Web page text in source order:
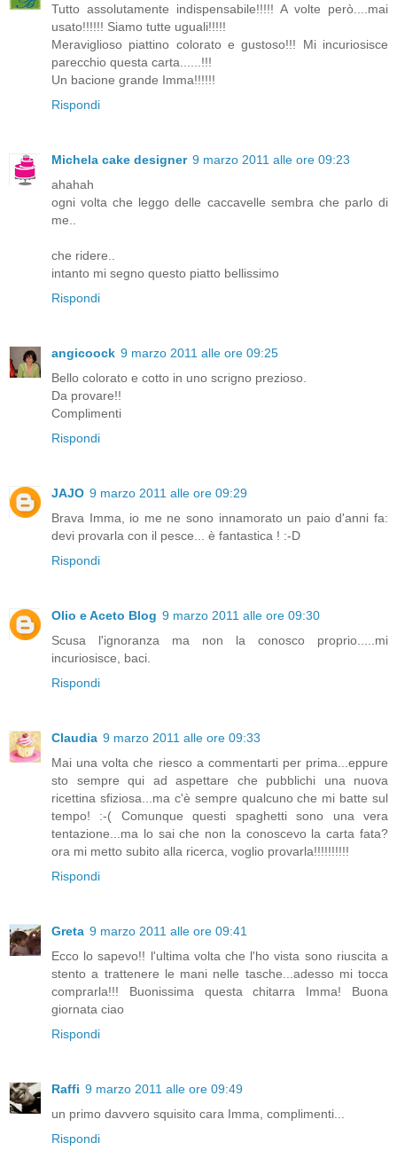
Tutto assolutamente indispensabile!!!!! A volte però....mai
usato!!!!!! Siamo tutte uguali!!!!!
Meraviglioso piattino colorato e gustoso!!! Mi incuriosisce
parecchio questa carta......!!!
Un bacione grande Imma!!!!!!
Rispondi
Michela cake designer 9 marzo 2011 alle ore 09:23
ahahah
ogni volta che leggo delle caccavelle sembra che parlo di
me..
che ridere..
intanto mi segno questo piatto bellissimo
Rispondi
angicoock 9 marzo 2011 alle ore 09:25
Bello colorato e cotto in uno scrigno prezioso.
Da provare!!
Complimenti
Rispondi
JAJO 9 marzo 2011 alle ore 09:29
Brava Imma, io me ne sono innamorato un paio d'anni fa:
devi provarla con il pesce... è fantastica ! :-D
Rispondi
Olio e Aceto Blog 9 marzo 2011 alle ore 09:30
Scusa l'ignoranza ma non la conosco proprio.....mi
incuriosisce, baci.
Rispondi
Claudia 9 marzo 2011 alle ore 09:33
Mai una volta che riesco a commentarti per prima...eppure
sto sempre qui ad aspettare che pubblichi una nuova
ricettina sfiziosa...ma c'è sempre qualcuno che mi batte sul
tempo! :-( Comunque questi spaghetti sono una vera
tentazione...ma lo sai che non la conoscevo la carta fata?
ora mi metto subito alla ricerca, voglio provarla!!!!!!!!!!
Rispondi
Greta 9 marzo 2011 alle ore 09:41
Ecco lo sapevo!! l'ultima volta che l'ho vista sono riuscita a
stento a trattenere le mani nelle tasche...adesso mi tocca
comprarla!!! Buonissima questa chitarra Imma! Buona
giornata ciao
Rispondi
Raffi 9 marzo 2011 alle ore 09:49
un primo davvero squisito cara Imma, complimenti...
Rispondi